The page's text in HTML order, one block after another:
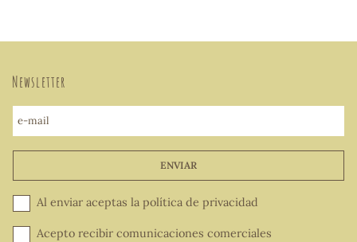
Newsletter
e-mail
ENVIAR
Al enviar aceptas la política de privacidad
Acepto recibir comunicaciones comerciales